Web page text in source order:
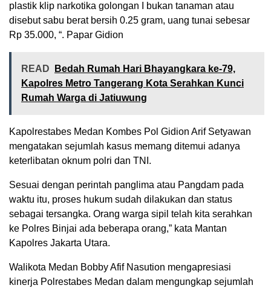
plastik klip narkotika golongan I bukan tanaman atau
disebut sabu berat bersih 0.25 gram, uang tunai sebesar
Rp 35.000, “. Papar Gidion
READ
Bedah Rumah Hari Bhayangkara ke-79,
Kapolres Metro Tangerang Kota Serahkan Kunci
Rumah Warga di Jatiuwung
Kapolrestabes Medan Kombes Pol Gidion Arif Setyawan
mengatakan sejumlah kasus memang ditemui adanya
keterlibatan oknum polri dan TNI.
Sesuai dengan perintah panglima atau Pangdam pada
waktu itu, proses hukum sudah dilakukan dan status
sebagai tersangka. Orang warga sipil telah kita serahkan
ke Polres Binjai ada beberapa orang,” kata Mantan
Kapolres Jakarta Utara.
Walikota Medan Bobby Afif Nasution mengapresiasi
kinerja Polrestabes Medan dalam mengungkap sejumlah